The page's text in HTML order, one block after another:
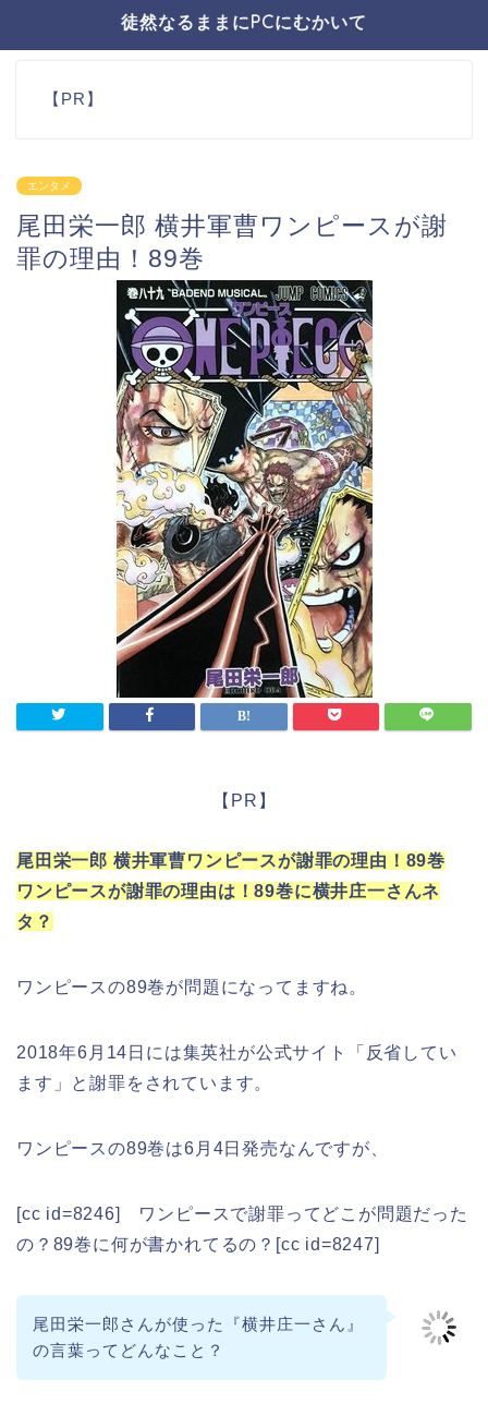
徒然なるままにPCにむかいて
【PR】
エンタメ
尾田栄一郎 横井軍曹ワンピースが謝
罪の理由！89巻
【PR】
尾田栄一郎 横井軍曹ワンピースが謝罪の理由！89巻
ワンピースが謝罪の理由は！89巻に横井庄一さんネ
タ？
ワンピースの89巻が問題になってますね。
2018年6月14日には集英社が公式サイト「反省してい
ます」と謝罪をされています。
ワンピースの89巻は6月4日発売なんですが、
[cc id=8246] ワンピースで謝罪ってどこが問題だった
の？89巻に何が書かれてるの？[cc id=8247]
尾田栄一郎さんが使った『横井庄一さん』
の言葉ってどんなこと？